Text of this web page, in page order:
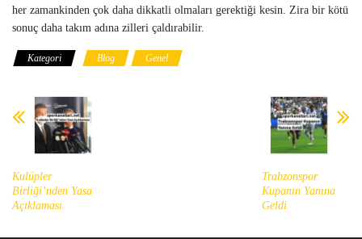
her zamankinden çok daha dikkatli olmaları gerektiği kesin. Zira bir kötü
sonuç daha takım adına zilleri çaldırabilir.
Kategori Blog Genel
Kulüpler
Birliği’nden Yasa
Açıklaması
Trabzonspor
Kupanın Yanına
Geldi